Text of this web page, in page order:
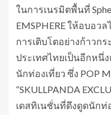
ในการเนรมิตพื้นที่
EMSPHERE ให้อบอว
การเติบโตอย่างก้าวก
ประเทศไทยเป็นอีกหนึ่
นักท่องเที่ยว ซึ่ง POP
“SKULLPANDA
เดสทิเนชั่นที่ดึงดูดนักท่